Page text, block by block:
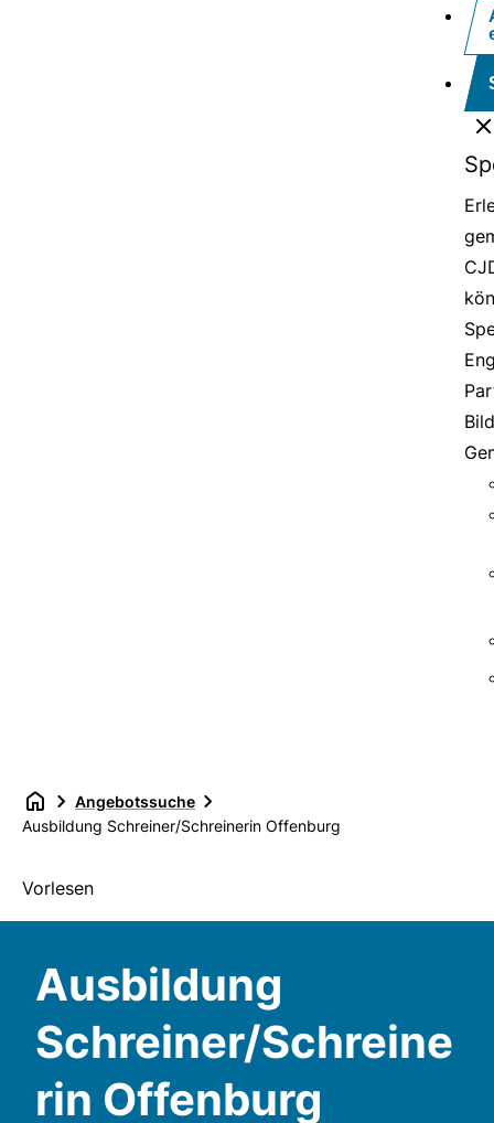
Angebotssuche
Ausbildung Schreiner/Schreinerin Offenburg
Vorlesen
Ausbildung
Schreiner/Schreine
rin Offenburg